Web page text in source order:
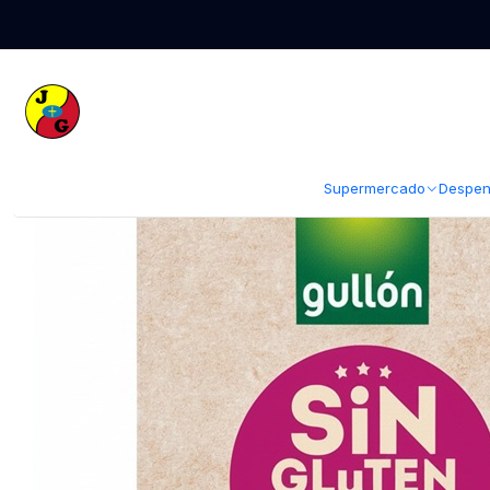
Supermercado
Galletas Gullón Sin